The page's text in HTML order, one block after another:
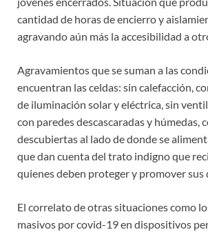
cantidad de horas de encierro y
agravando aún más la accesibilidad a
Agravamientos que se suman a las
encuentran las celdas: sin calefacción,
de iluminación solar y eléctrica, sin
con paredes descascaradas y húmedas,
descubiertas al lado de donde se
que dan cuenta del trato indigno que
quienes deben proteger y promover sus
El correlato de otras situaciones como
masivos por covid-19 en dispositivos